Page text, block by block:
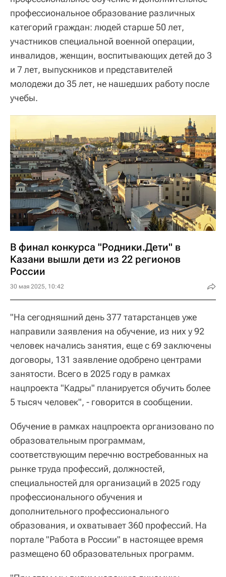
профессиональное образование различных
категорий граждан: людей старше 50 лет,
участников специальной военной операции,
инвалидов, женщин, воспитывающих детей до 3
и 7 лет, выпускников и представителей
молодежи до 35 лет, не нашедших работу после
учебы.
В финал конкурса "Родники.Дети" в
Казани вышли дети из 22 регионов
России
30 мая 2025, 10:42
"На сегодняшний день 377 татарстанцев уже
направили заявления на обучение, из них у 92
человек начались занятия, еще с 69 заключены
договоры, 131 заявление одобрено центрами
занятости. Всего в 2025 году в рамках
нацпроекта "Кадры" планируется обучить более
5 тысяч человек", - говорится в сообщении.
Обучение в рамках нацпроекта организовано по
образовательным программам,
соответствующим перечню востребованных на
рынке труда профессий, должностей,
специальностей для организаций в 2025 году
профессионального обучения и
дополнительного профессионального
образования, и охватывает 360 профессий. На
портале "Работа в России" в настоящее время
размещено 60 образовательных программ.